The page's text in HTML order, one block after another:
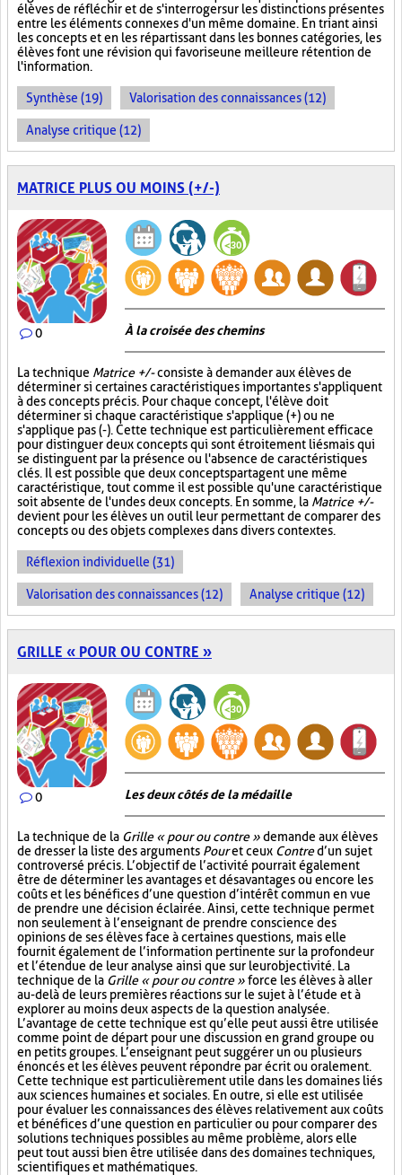
élèves de réfléchir et de s'interroger sur les distinctions présentes
entre les éléments connexes d'un même domaine. En triant ainsi
les concepts et en les répartissant dans les bonnes catégories, les
élèves font une révision qui favorise une meilleure rétention de
l'information.
Synthèse (19) Valorisation des connaissances (12)
Analyse critique (12)
MATRICE PLUS OU MOINS (+/-)
0 À la croisée des chemins
La technique Matrice +/-consiste à demander aux élèves de
déterminer si certaines caractéristiques importantes s'appliquent
à des concepts précis. Pour chaque concept, l'élève doit
déterminer si chaque caractéristique s'applique (+) ou ne
s'applique pas (-). Cette technique est particulièrement efficace
pour distinguer deux concepts qui sont étroitement liés mais qui
se distinguent par la présence ou l'absence de caractéristiques
clés. Il est possible que deux concepts partagent une même
caractéristique, tout comme il est possible qu'une caractéristique
soit absente de l'un des deux concepts. En somme, la Matrice +/-
devient pour les élèves un outil leur permettant de comparer des
concepts ou des objets complexes dans divers contextes.
Réflexion individuelle (31)
Valorisation des connaissances (12) Analyse critique (12)
GRILLE « POUR OU CONTRE »
0 Les deux côtés de la médaille
La technique de la Grille « pour ou contre »demande aux élèves
de dresser la liste des arguments Pouret ceux Contred’un sujet
controversé précis. L’objectif de l’activité pourrait également
être de déterminer les avantages et désavantages ou encore les
coûts et les bénéfices d’une question d’intérêt commun en vue
de prendre une décision éclairée. Ainsi, cette technique permet
non seulement à l’enseignant de prendre conscience des
opinions de ses élèves face à certaines questions, mais elle
fournit également de l’information pertinente sur la profondeur
et l’étendue de leur analyse ainsi que sur leur objectivité. La
technique de la Grille « pour ou contre »force les élèves à aller
au-delà de leurs premières réactions sur le sujet à l’étude et à
explorer au moins deux aspects de la question analysée.
L’avantage de cette technique est qu’elle peut aussi être utilisée
comme point de départ pour une discussion en grand groupe ou
en petits groupes. L’enseignant peut suggérer un ou plusieurs
énoncés et les élèves peuvent répondre par écrit ou oralement.
Cette technique est particulièrement utile dans les domaines liés
aux sciences humaines et sociales. En outre, si elle est utilisée
pour évaluer les connaissances des élèves relativement aux coûts
et bénéfices d’une question en particulier ou pour comparer des
solutions techniques possibles au même problème, alors elle
peut tout aussi bien être utilisée dans des domaines techniques,
scientifiques et mathématiques.